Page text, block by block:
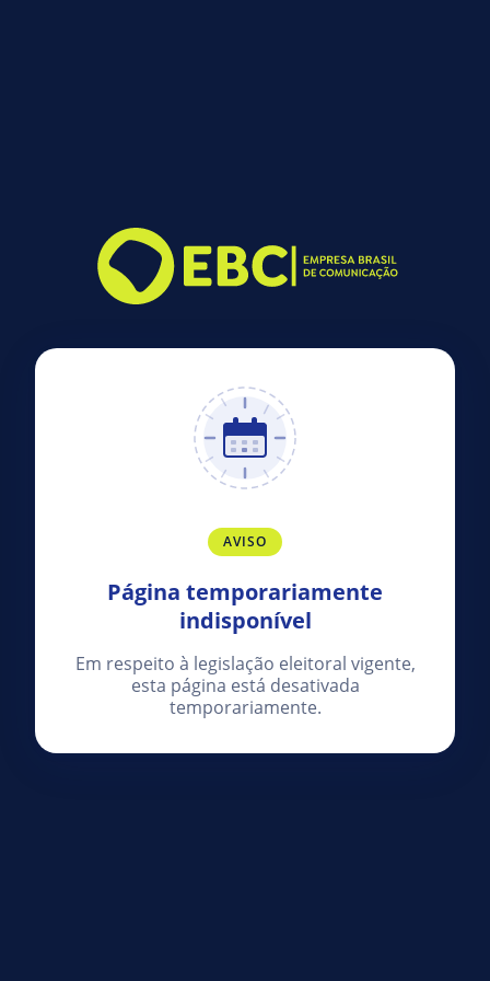
AVISO
Página temporariamente
indisponível
Em respeito à legislação eleitoral vigente,
esta página está desativada
temporariamente.